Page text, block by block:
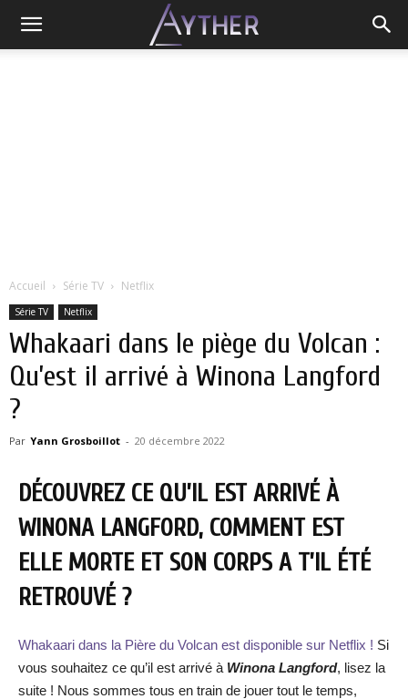
Accueil Série TV Netflix
Série TV Netflix
Whakaari dans le piège du Volcan :
Qu’est il arrivé à Winona Langford
?
Par Yann Grosboillot - 20 décembre 2022
DÉCOUVREZ CE QU’IL EST ARRIVÉ À
WINONA LANGFORD, COMMENT EST
ELLE MORTE ET SON CORPS A T’IL ÉTÉ
RETROUVÉ ?
Whakaari dans la Pière du Volcan est disponible sur Netflix ! Si
vous souhaitez ce qu’il est arrivé à Winona Langford, lisez la
suite ! Nous sommes tous en train de jouer tout le temps,